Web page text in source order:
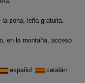
zona, leña gratuita.
en la montaña, acceso
español catalán